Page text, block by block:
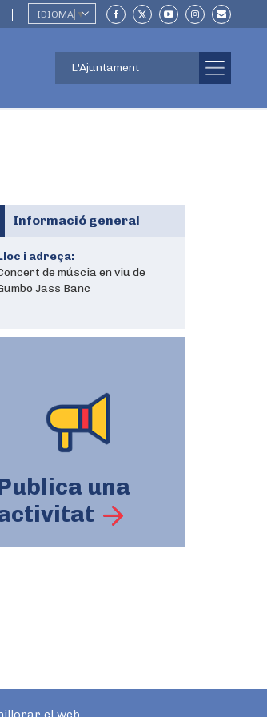
IDIOMA ▼
L'Ajuntament
Informació general
i adreça:
de múscia en viu de
Jass Banc
una